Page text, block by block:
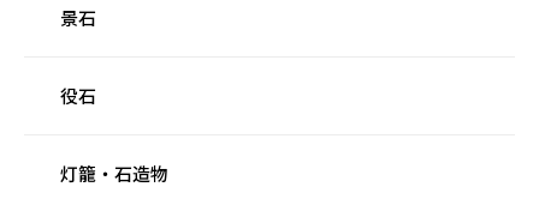
景石
役石
灯籠・石造物